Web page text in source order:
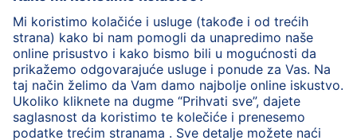
HiPP mlečna hrana
HiPP hrana za bebe
HiPP Deca
HiPP nega HiPP trudnoća
Zaštita privatnosti
Uslovi korišćenja
Impresum
O HiPP Kontakt